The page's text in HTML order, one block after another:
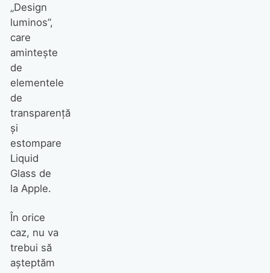
„Design
luminos”,
care
amintește
de
elementele
de
transparență
și
estompare
Liquid
Glass de
la Apple.
În orice
caz, nu va
trebui să
așteptăm